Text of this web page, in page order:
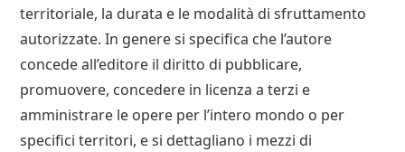
territoriale, la durata e le modalità di sfruttamento
autorizzate. In genere si specifica che l’autore
concede all’editore il diritto di pubblicare,
promuovere, concedere in licenza a terzi e
amministrare le opere per l’intero mondo o per
specifici territori, e si dettagliano i mezzi di